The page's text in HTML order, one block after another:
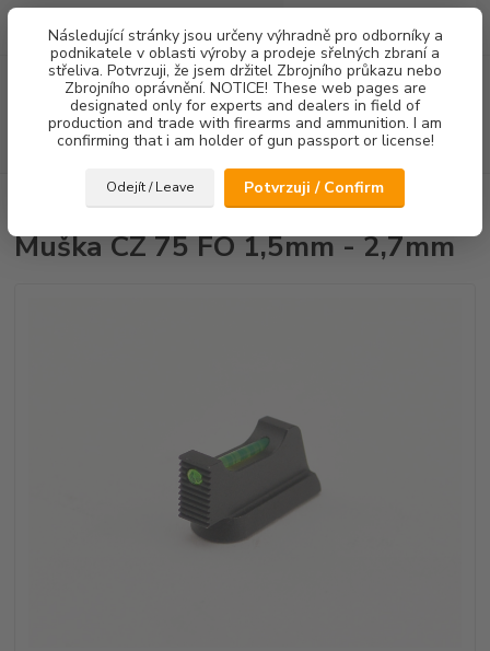
Následující stránky jsou určeny výhradně pro odborníky a
podnikatele v oblasti výroby a prodeje sřelných zbraní a
střeliva. Potvrzuji, že jsem držitel Zbrojního průkazu nebo
Zbrojního oprávnění. NOTICE! These web pages are
designated only for experts and dealers in field of
production and trade with firearms and ammunition. I am
confirming that i am holder of gun passport or license!
Odejít / Leave Potvrzuji / Confirm
Menu
Hledat
za0,00 Kč
Muška CZ 75 FO 1,5mm - 2,7mm
Muška CZ 75 FO 1,5mm - 2,7mm